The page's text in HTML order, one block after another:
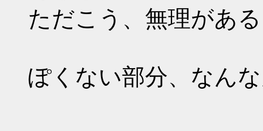
ただこう、無理があ
ぽくない部分、なん